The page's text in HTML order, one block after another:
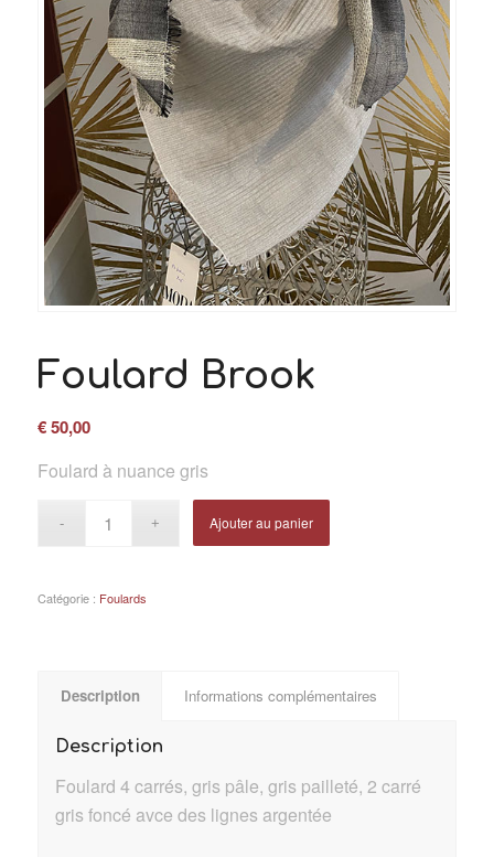
Foulard Brook
€50,00
Foulard à nuance gris
Ajouter au panier
Catégorie : Foulards
Description Informations complémentaires
Description
Foulard 4 carrés, gris pâle, gris pailleté, 2 carré
gris foncé avce des lignes argentée